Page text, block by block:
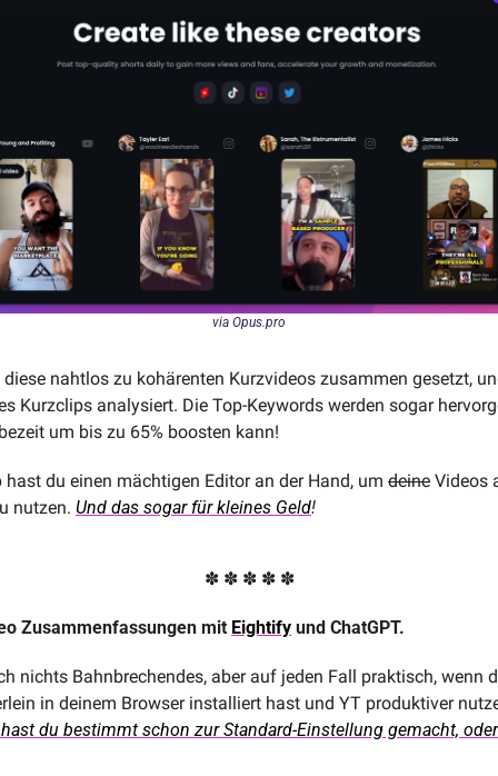
via Opus.pro
nahtlos zu kohärenten Kurzvideos zusammen gesetzt,
Kurzclips analysiert. Die Top-Keywords werden sogar
um bis zu 65% boosten kann!
hast du einen mächtigen Editor an der Hand, um deine Videos
nutzen. Und das sogar für kleines Geld!
✽ ✽ ✽ ✽ ✽
Zusammenfassungen mit Eightify und ChatGPT.
nichts Bahnbrechendes, aber auf jeden Fall praktisch, wenn
in deinem Browser installiert hast und YT produktiver
du bestimmt schon zur Standard-Einstellung gemacht,